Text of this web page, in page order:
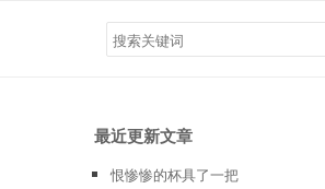
最近更新文章
恨惨惨的杯具了一把